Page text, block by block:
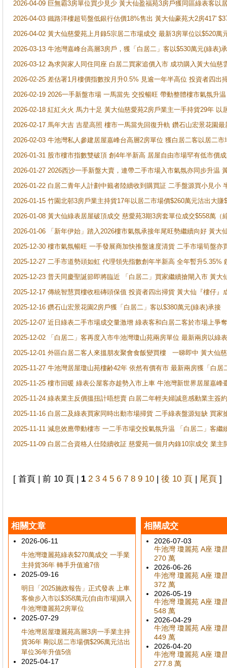
2026-04-09 巨無霸3房單位買少見少 黃大仙盈福苑3房戶獲同區綠表客以
2026-04-03 鐵路洋樓超筍盤低銀行估價18%售出 黃大仙豪苑大2房417'
2026-04-02 黃大仙慈愛苑上月錄5宗居二市場成交 最新3房單位以$520萬
2026-03-13 牛池灣嘉峰台高層3房戶，獲「白居二」客以$530萬元(綠表)
2026-03-12 為求與家人同住同座 白居二買家追價入市 成功購入黃大仙
2026-02-25 差估署1月樓價指數按月升0.5% 見逾一年半高位 投資者四
2026-02-19 2026一手新盤市場 一馬當先 交投暢旺 帶動整體樓市氣氛升
2026-02-18 紅紅火火 馬力十足 黃大仙慈愛苑2房戶業主一手持貨29年 以
2026-02-17 馬年大吉 吉星高照 樓市一馬當先回復升軌 鑽石山宏景花園
2026-02-03 牛池灣私人參建居屋嘉峰台高層2房單位 獲白居二客以居二市
2026-01-31 股市樓市指數雙破頂 創4年半新高 居屋自由市場罕有低市價
2026-01-27 2026西沙一手新盤大賣，連帶二手市場入市氣氛亦同步升温
2026-01-22 白居二青年人計劃中籤者陸續收到購買証 二手盤源買小見小
2026-01-15 竹園北邨3房戶業主持貨17年以居二市場價$260萬元沽出大賺
2026-01-08 黃大仙綠表居屋破頂成交 慈愛苑3期3房套單位成交$558萬（
2026-01-06 「新年伊始」踏入2026樓市氣氛承接年尾旺勢繼續向好 黃
2025-12-30 樓市氣氛暢旺 一手發展商加快推盤速度清貨 二手市場筍盤
2025-12-27 二手市道勢頭如虹 代理領先指數創年半新高 全年暫升5.35%
2025-12-23 普天同慶聖誕節即將臨近 「白居二」買家繼續搶閘入市 黃
2025-12-17 傳統智慧買樓收租磚頭保值 投資者四出掃貨 黃大仙『樓仔
2025-12-16 鑽石山宏景花園2房戶獲「白居二」客以$380萬元(綠表)承接
2025-12-07 近日綠表二手市場成交量激增 綠表客和白居二客於市場上
2025-12-02 「白居二」客再度入市牛池灣瓊山苑兩房單位 最新兩房以綠
2025-12-01 外區白居二客人來搵朋友聚會食飯變買樓 一睇即中 黃大仙
2025-11-27 牛池灣居屋瓊山苑樓齢42年 依然有價有市 最新兩房獲「白居
2025-11-25 樓市回暖 綠表公屋客亦趁勢入市上車 牛池灣新世界居屋嘉峰
2025-11-24 綠表業主反價搵扭計唔想賣 白居二年輕夫婦誠意感動業主簽
2025-11-16 白居二及綠表買家同時出動市場掃貨 二手綠表盤源短缺 買
2025-11-11 減息效應帶動樓市 一二手市場交投氣氛升温 「白居二」客
2025-11-09 白居二合資格人仕陸續收証 慈愛苑一個月內錄10宗成交 業
[ 首頁 | 前 10 頁 | 1 2 3 4 5 6 7 8 9 10 | 後 10 頁 | 尾頁 ]
相關文章
2026-06-11
牛池灣瓊麗苑綠表$270萬成交 一手業
主持貨36年 轉手升值逾7倍
2025-09-16
明日「2025施政報告」正式發表 上車
客偷步入市以$358萬元(自由市場)購入
牛池灣瓊麗苑2房單位
2025-07-29
牛池灣居屋瓊麗苑高層3房一手業主持
貨36年 剛以居二市場價$296萬元沽出
單位36年升值5倍
2025-04-17
相關成交
2026-07-03
牛池灣 瓊麗苑 A座 瓊
270 萬
2026-06-26
牛池灣 瓊麗苑 A座 瓊
372 萬
2026-05-19
牛池灣 瓊麗苑 A座 瓊
548 萬
2026-04-29
牛池灣 瓊麗苑 A座 瓊
449 萬
2026-04-20
牛池灣 瓊麗苑 A座 瓊
277.8 萬